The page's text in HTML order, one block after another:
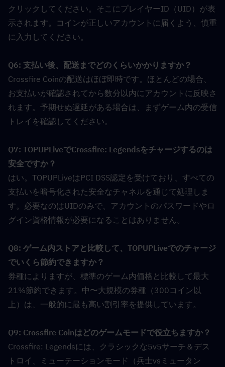
クリックしてください。そこにプレイヤーID（UID）が表
示されます。コインが正しいアカウントに届くよう、慎重
に入力してください。
Q6: 支払い後、配送までどのくらいかかりますか？
Crossfire Coinの配送はほぼ即時です。ほとんどの場合、
お支払いが確認されてから数分以内にアカウントに反映さ
れます。予期せぬ遅延がある場合は、まずゲーム内の受信
トレイを確認してください。
Q7: TOPUPLiveでCrossfire: Legendsをチャージするのは
安全ですか？
はい。TOPUPLiveはPCI DSS認定を受けており、すべての
支払いを暗号化された安全なチャネルを通じて処理しま
す。必要なのはUIDのみで、アカウントのパスワードやロ
グイン資格情報が必要になることはありません。
Q8: ゲーム内ストアと比較して、TOPUPLiveでのチャージ
でいくら節約できますか？
券種によりますが、標準のゲーム内価格と比較して最大
21%節約できます。中〜大規模の券種（300コイン以
上）は、一般的に最も高い割引率を提供しています。
Q9: Crossfire Coinはどのゲームモードで役立ちますか？
Crossfire: Legendsには、クラシックな5v5サーチ＆デス
トロイ、ミューテーションモード（兵士vsミュータン